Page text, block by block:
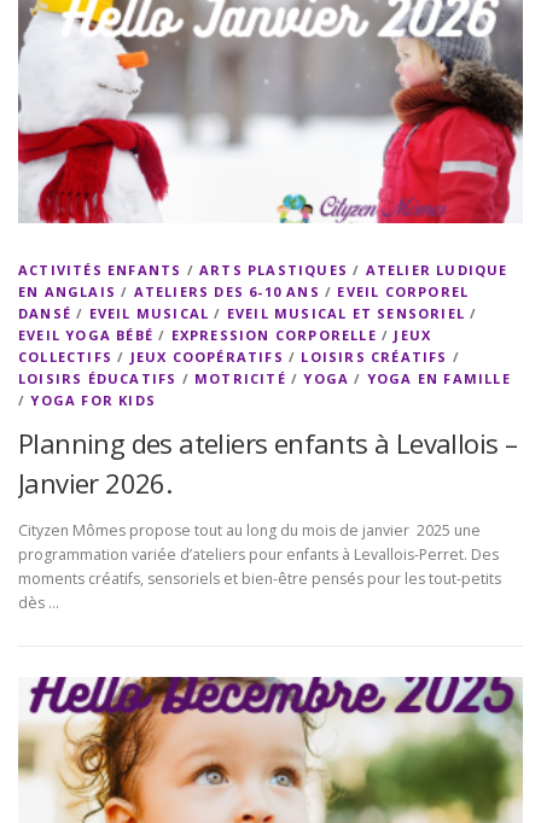
ACTIVITÉS ENFANTS /ARTS PLASTIQUES / ATELIER LUDIQUE
EN ANGLAIS / ATELIERS DES 6-10 ANS / EVEIL CORPOREL
DANSÉ / EVEIL MUSICAL / EVEIL MUSICAL ET SENSORIEL /
EVEIL YOGA BÉBÉ / EXPRESSION CORPORELLE / JEUX
COLLECTIFS / JEUX COOPÉRATIFS / LOISIRS CRÉATIFS /
LOISIRS ÉDUCATIFS / MOTRICITÉ /YOGA / YOGA EN FAMILLE
/YOGA FOR KIDS
Planning des ateliers enfants à Levallois –
Janvier 2026.
Cityzen Mômes propose tout au long du mois de janvier 2025 une
programmation variée d’ateliers pour enfants à Levallois-Perret. Des
moments créatifs, sensoriels et bien-être pensés pour les tout-petits
dès …